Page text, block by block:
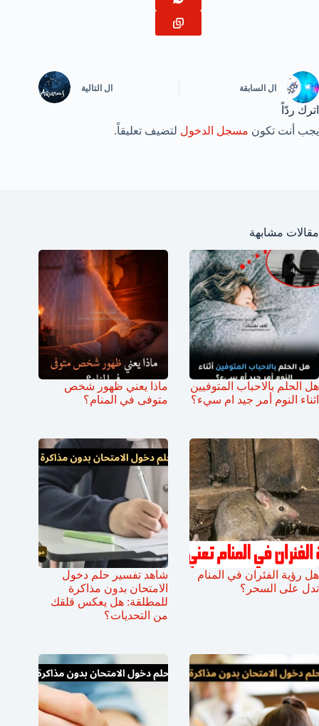
ال السابقة ال التالية
اترك ردّاً
يجب أنت تكون مسجل الدخول لتضيف تعليقاً.
مقالات مشابهة
هل الحلم بالاحباب المتوفيين
اثناء النوم أمر جيد ام سيء؟
ماذا يعني ظهور شخص
متوفى في المنام؟
هل رؤية الفئران في المنام
تدل على السحر؟
شاهد تفسير حلم دخول
الامتحان بدون مذاكرة
للمطلقة: هل يعكس قلقك
من التحديات؟